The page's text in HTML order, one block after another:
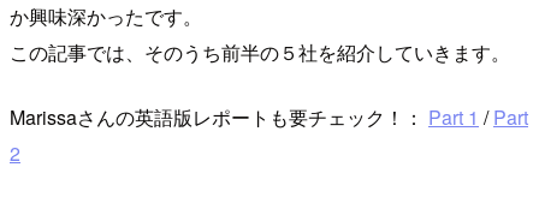
か興味深かったです。
この記事では、そのうち前半の５社を紹介していきます。
Marissaさんの英語版レポートも要チェック！： Part 1 /Part
2